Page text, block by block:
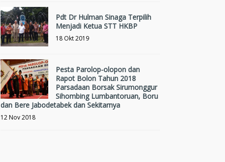
Pdt Dr Hulman Sinaga Terpilih
Menjadi Ketua STT HKBP
18 Okt 2019
Pesta Parolop-olopon dan
Rapot Bolon Tahun 2018
Parsadaan Borsak Sirumonggur
Sihombing Lumbantoruan, Boru
dan Bere Jabodetabek dan Sekitarnya
12 Nov 2018